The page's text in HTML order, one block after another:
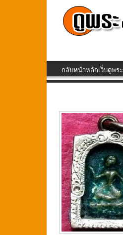
กลับหน้าหลักเว็บดูพระ